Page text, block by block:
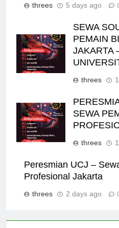
threes 5 days ago
SEWA
PEMAIN
JAKARTA
threes
SEWA
threes
Peresmian UCJ –
Profesional Jakarta
threes 2 days ago